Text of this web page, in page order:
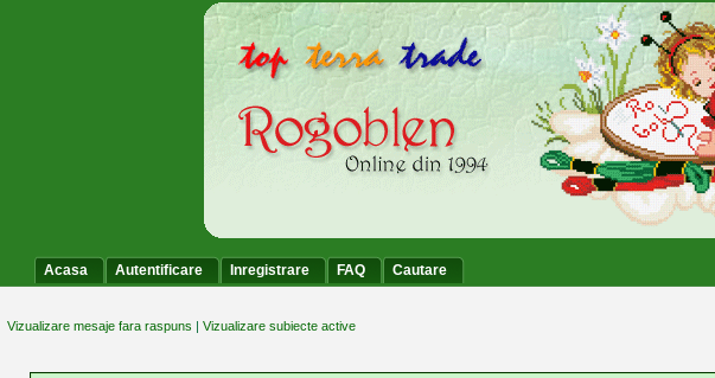
Acasa Autentificare Inregistrare FAQ Cautare
Vizualizare mesaje fara raspuns | Vizualizare subiecte active